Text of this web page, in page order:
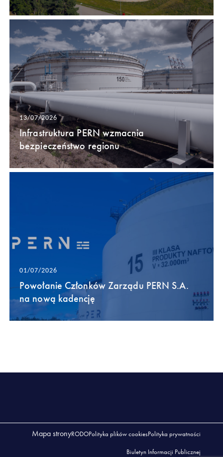
13/07/2026
Infrastruktura PERN wzmacnia
bezpieczeństwo regionu
01/07/2026
Powołanie Członków Zarządu PERN S.A.
na nową kadencję
Mapa stronyRODOPolityka plików cookiesPolityka prywatności
Biuletyn Informacji Publicznej